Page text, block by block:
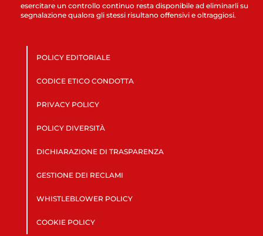
esercitare un controllo continuo resta disponibile ad eliminarli su
segnalazione qualora gli stessi risultano offensivi e oltraggiosi.
POLICY EDITORIALE
CODICE ETICO CONDOTTA
PRIVACY POLICY
POLICY DIVERSITÀ
DICHIARAZIONE DI TRASPARENZA
GESTIONE DEI RECLAMI
WHISTLEBLOWER POLICY
COOKIE POLICY